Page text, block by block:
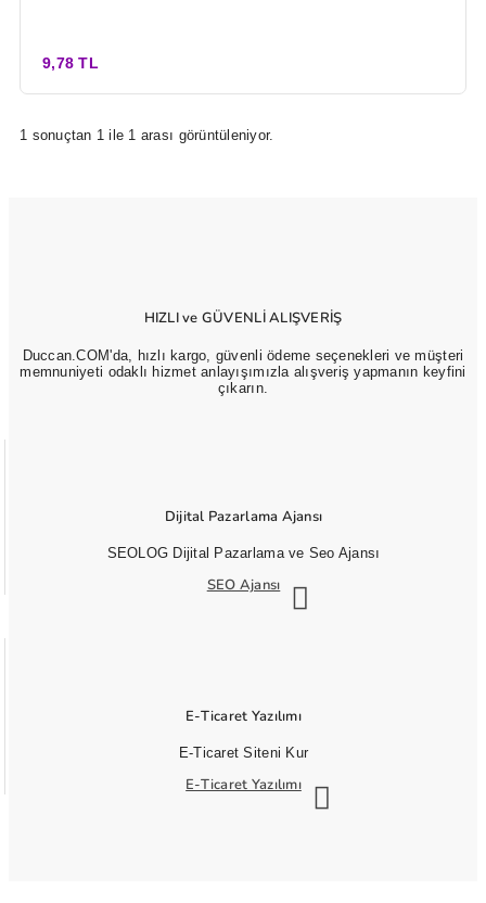
9,78 TL
1 sonuçtan 1 ile 1 arası görüntüleniyor.
HIZLI ve GÜVENLİ ALIŞVERİŞ
Duccan.COM'da, hızlı kargo, güvenli ödeme seçenekleri ve müşteri
memnuniyeti odaklı hizmet anlayışımızla alışveriş yapmanın keyfini
çıkarın.
Dijital Pazarlama Ajansı
SEOLOG Dijital Pazarlama ve Seo Ajansı
SEO Ajansı
E-Ticaret Yazılımı
E-Ticaret Siteni Kur
E-Ticaret Yazılımı